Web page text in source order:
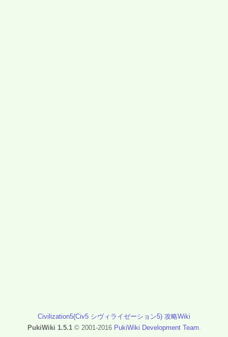
Civilization5(Civ5 シヴィライゼーション5) 攻略Wiki
PukiWiki 1.5.1© 2001-2016 PukiWiki Development Team.